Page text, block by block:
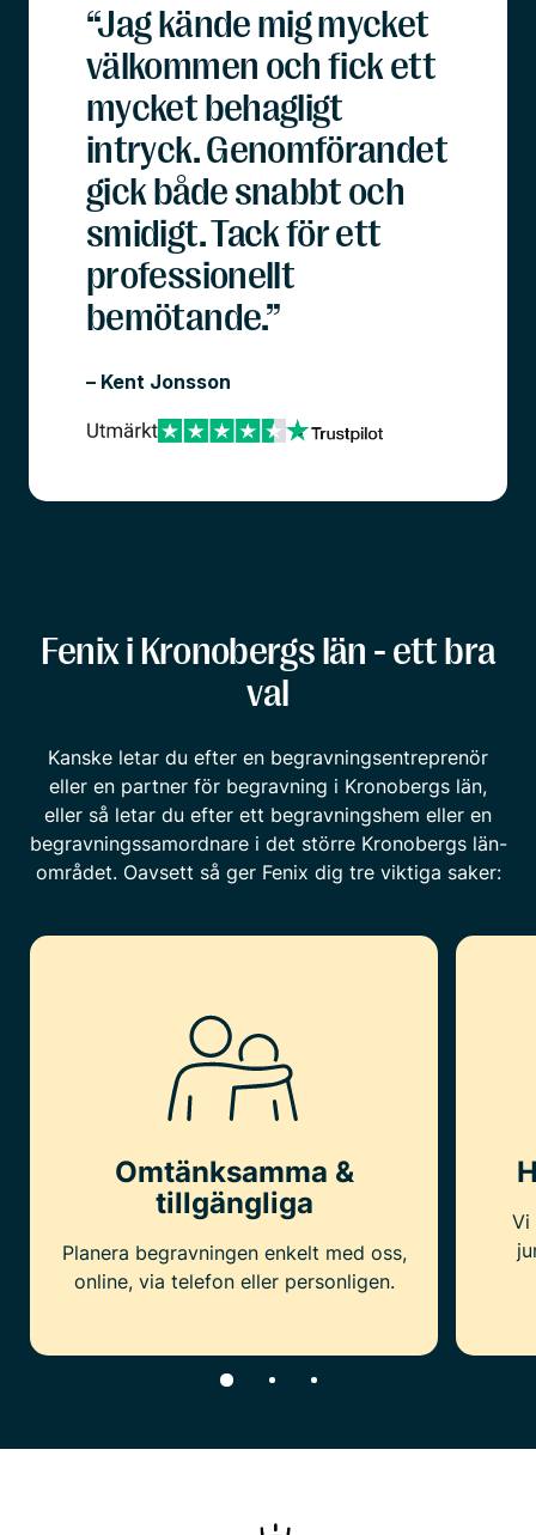
“Jag kände mig mycket
välkommen och fick ett
mycket behagligt
intryck. Genomförandet
gick både snabbt och
smidigt. Tack för ett
professionellt
bemötande.”
– Kent Jonsson
Fenix i Kronobergs län - ett bra
val
Kanske letar du efter en begravningsentreprenör
eller en partner för begravning i Kronobergs län,
eller så letar du efter ett begravningshem eller en
begravningssamordnare i det större Kronobergs län-
området. Oavsett så ger Fenix dig tre viktiga saker:
Omtänksamma &
tillgängliga
Planera begravningen enkelt med oss,
online, via telefon eller personligen.
Vi